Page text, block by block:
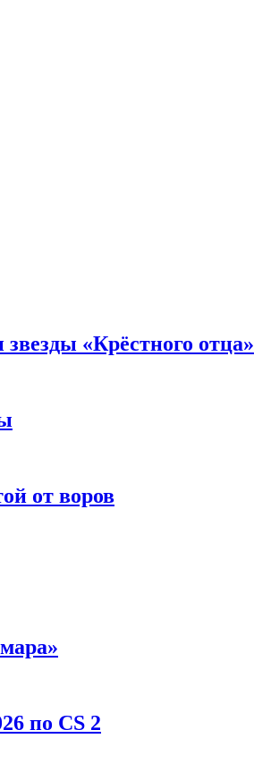
«Крёстного отца»
от воров
по CS 2